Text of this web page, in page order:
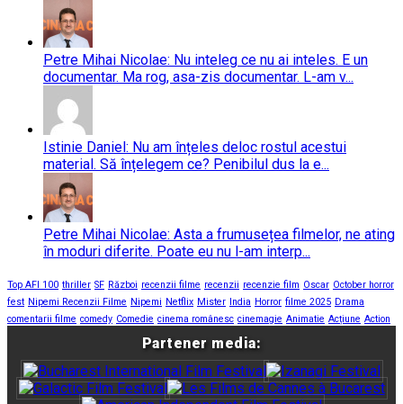
Petre Mihai Nicolae: Nu inteleg ce nu ai inteles. E un
documentar. Ma rog, asa-zis documentar. L-am v...
Istinie Daniel: Nu am înțeles deloc rostul acestui
material. Să înțelegem ce? Penibilul dus la e...
Petre Mihai Nicolae: Asta a frumusețea filmelor, ne ating
în moduri diferite. Poate eu nu l-am interp...
Top AFI 100 thriller SF Război recenzii filme recenzii recenzie film Oscar October horror
fest Nipemi Recenzii Filme Nipemi Netflix Mister India Horror filme 2025 Drama
comentarii filme comedy Comedie cinema românesc cinemagie Animatie Acțiune Action
Partener media: